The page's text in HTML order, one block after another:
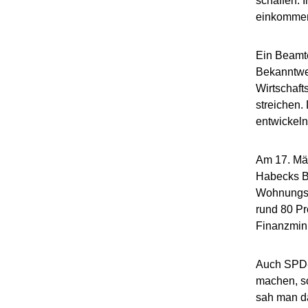
Ein
streichen.
Am 17.
Habecks
rund 80
Auch
machen,
sah man